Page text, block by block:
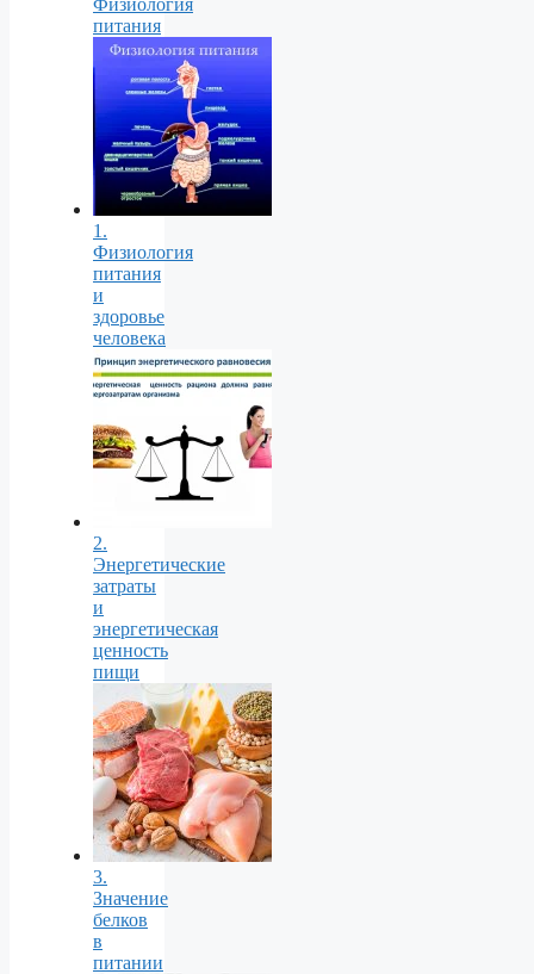
Физиология
питания
1.
Физиология
питания
и
здоровье
человека
2.
Энергетические
затраты
и
энергетическая
ценность
пищи
3.
Значение
белков
в
питании